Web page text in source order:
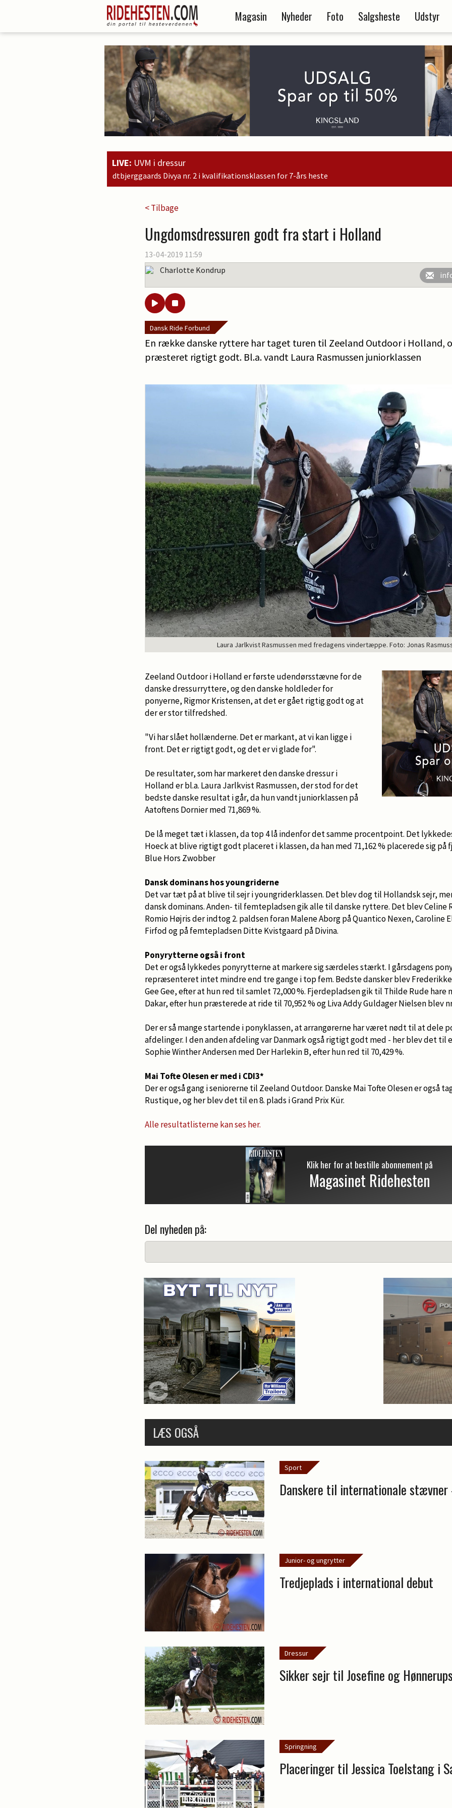
Magasin Nyheder Foto Salgsheste Udstyr
LIVE: UVM i dressur
Divya nr. 2 i kvalifikationsklassen for 7-års heste
< Tilbage
Ungdomsdressuren godt fra start i Holland
13-04-2019 11:59
Charlotte Kondrup
Dansk Ride Forbund
En række danske ryttere har taget turen til Zeeland Outdoor i Holland,
præsteret rigtigt godt. Bl.a. vandt Laura Rasmussen juniorklassen
Laura Jarlkvist Rasmussen med fredagens vindertæppe. Foto: Jonas
Zeeland Outdoor i Holland er første udendørsstævne for de
danske dressurryttere, og den danske holdleder for
ponyerne, Rigmor Kristensen, at det er gået rigtig godt og at
der er stor tilfredshed.
"Vi har slået hollænderne. Det er markant, at vi kan ligge i
front. Det er rigtigt godt, og det er vi glade for".
De resultater, som har markeret den danske dressur i
Holland er bl.a. Laura Jarlkvist Rasmussen, der stod for det
bedste danske resultat i går, da hun vandt juniorklassen på
Aatoftens Dornier med 71,869 %.
De lå meget tæt i klassen, da top 4 lå indenfor det samme procentpoint. Det
Hoeck at blive rigtigt godt placeret i klassen, da han med 71,162 % placerede sig på
Blue Hors Zwobber
Dansk dominans hos youngriderne
Det var tæt på at blive til sejr i youngriderklassen. Det blev dog til Hollandsk sejr,
dansk dominans. Anden- til femtepladsen gik alle til danske ryttere. Det blev
Romio Højris der indtog 2. paldsen foran Malene Aborg på Quantico Nexen, Caroline
Firfod og på femtepladsen Ditte Kvistgaard på Divina.
Ponyrytterne også i front
Det er også lykkedes ponyrytterne at markere sig særdeles stærkt. I gårsdagens
repræsenteret intet mindre end tre gange i top fem. Bedste dansker blev Frederikke
Gee Gee, efter at hun red til samlet 72,000 %. Fjerdepladsen gik til Thilde Rude hare
Dakar, efter hun præsterede at ride til 70,952 % og Liva Addy Guldager Nielsen blev
Der er så mange startende i ponyklassen, at arrangørerne har været nødt til at dele
afdelinger. I den anden afdeling var Danmark også rigtigt godt med - her blev det til
Sophie Winther Andersen med Der Harlekin B, efter hun red til 70,429 %.
Mai Tofte Olesen er med i CDI3*
Der er også gang i seniorerne til Zeeland Outdoor. Danske Mai Tofte Olesen er også
Rustique, og her blev det til en 8. plads i Grand Prix Kür.
Alle resultatlisterne kan ses her.
Klik her for at bestille abonnement på
Magasinet Ridehesten
Del nyheden på:
LÆS OGSÅ
Sport
Danskere til internationale stævner
Junior- og ungrytter
Tredjeplads i international debut
Dressur
Sikker sejr til Josefine og
Springning
Placeringer til Jessica Toelstang i